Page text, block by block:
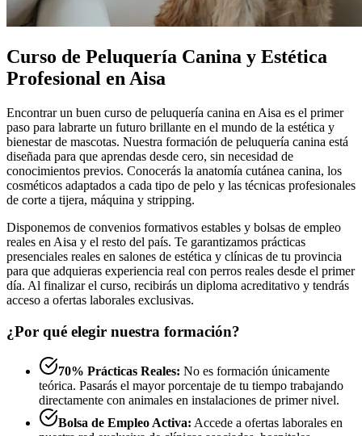
Curso de Peluquería Canina y Estética
Profesional en Aisa
Encontrar un buen curso de peluquería canina en Aisa es el primer
paso para labrarte un futuro brillante en el mundo de la estética y
bienestar de mascotas. Nuestra formación de peluquería canina está
diseñada para que aprendas desde cero, sin necesidad de
conocimientos previos. Conocerás la anatomía cutánea canina, los
cosméticos adaptados a cada tipo de pelo y las técnicas profesionales
de corte a tijera, máquina y stripping.
Disponemos de convenios formativos estables y bolsas de empleo
reales en Aisa y el resto del país. Te garantizamos prácticas
presenciales reales en salones de estética y clínicas de tu provincia
para que adquieras experiencia real con perros reales desde el primer
día. Al finalizar el curso, recibirás un diploma acreditativo y tendrás
acceso a ofertas laborales exclusivas.
¿Por qué elegir nuestra formación?
70% Prácticas Reales: No es formación únicamente
teórica. Pasarás el mayor porcentaje de tu tiempo trabajando
directamente con animales en instalaciones de primer nivel.
Bolsa de Empleo Activa: Accede a ofertas laborales en